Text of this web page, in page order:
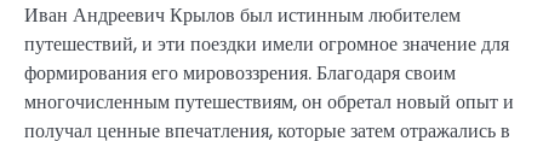
Иван Андреевич Крылов был истинным любителем
путешествий, и эти поездки имели огромное значение для
формирования его мировоззрения. Благодаря своим
многочисленным путешествиям, он обретал новый опыт и
получал ценные впечатления, которые затем отражались в